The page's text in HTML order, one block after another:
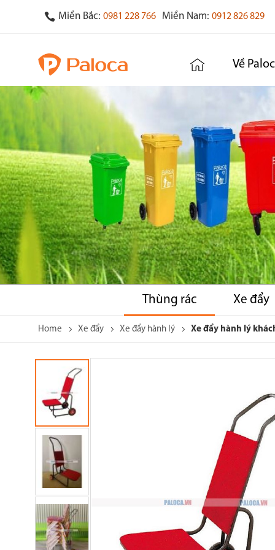
Miền Bắc: 0981 228 766 Miền Nam: 0912 826 829
Về
Thùng rác Xe đẩy
Home Xe đẩy Xe đẩy hành lý Xe đẩy hành lý
end
the
images
gallery